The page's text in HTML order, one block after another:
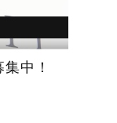
中！